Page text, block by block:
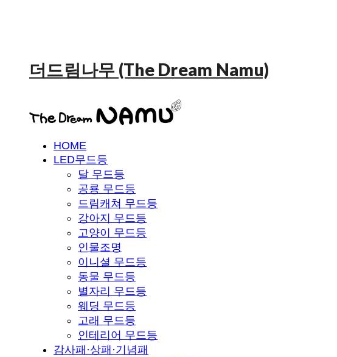
더드림나무 (The Dream Namu)
HOME
LED무드등
달 무드등
공룡 무드등
드림캐쳐 무드등
강아지 무드등
고양이 무드등
인물조명
이니셜 무드등
동물 무드등
별자리 무드등
웨딩 무드등
고래 무드등
인테리어 무드등
감사패·상패·기념패